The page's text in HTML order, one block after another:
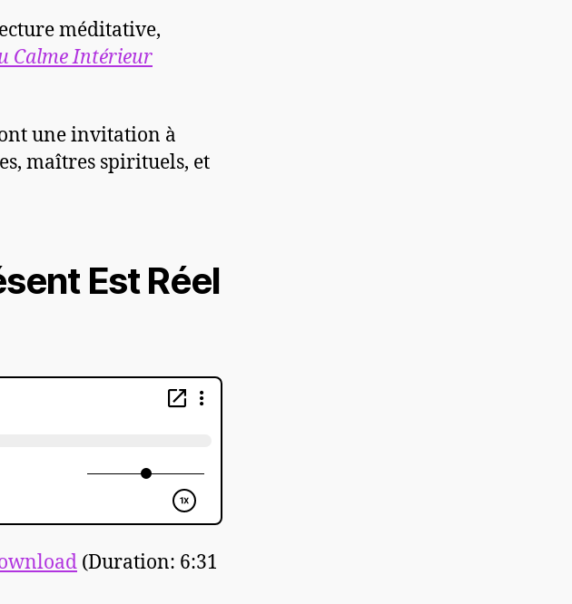
méditative,
Calme Intérieur
une invitation à
maîtres spirituels, et
Est Réel
(Duration: 6:31